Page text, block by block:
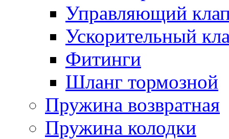
Управляющий
Ускорительный
Фитинги
Шланг тормозной
Пружина возвратная
Пружина колодки